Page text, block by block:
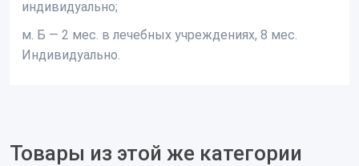
индивидуально;
м. Б — 2 мес. в лечебных учреждениях, 8 мес.
Индивидуально.
Товары из этой же категории